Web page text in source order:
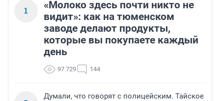
1
«Молоко здесь почти никто не
видит»: как на тюменском
заводе делают продукты,
которые вы покупаете каждый
день
97 729 144
Думали, что говорят с полицейским. Тайское